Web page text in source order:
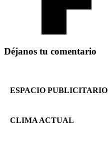
Déjanos tu comentario
ESPACIO PUBLICITARIO
CLIMA ACTUAL